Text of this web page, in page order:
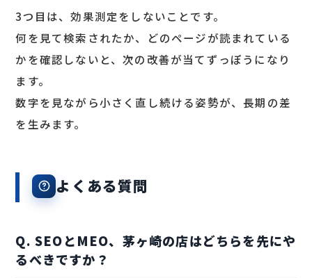
3つ目は、効果測定をしないことです。
何を見て検索されたか、どのページが読まれている
かを確認しないと、次の改善が当てずっぽうになり
ます。
数字を見ながら小さく直し続ける姿勢が、長期の差
を生みます。
よくある質問
Q. SEOとMEO、茅ヶ崎の店はどちらを先にや
るべきですか？